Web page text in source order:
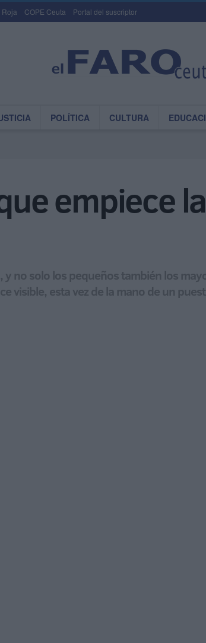
Roja COPE Ceuta Portal del suscriptor
POLÍTICA CULTURA
empiece
y no solo los pequeños también los
visible, esta vez de la mano de un